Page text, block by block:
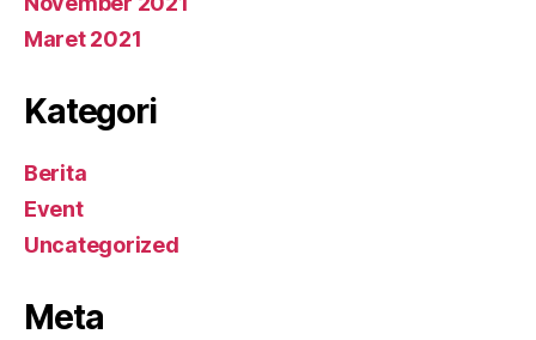
Maret 2021
Kategori
Berita
Event
Uncategorized
Meta